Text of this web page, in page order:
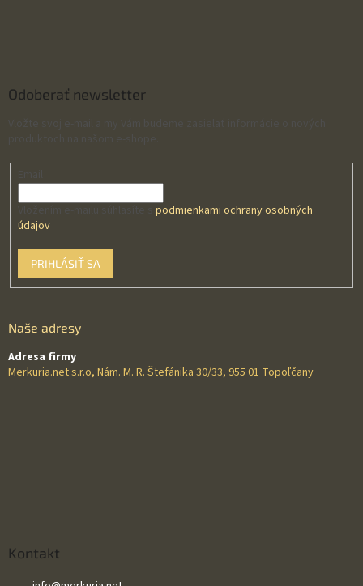
Odoberať newsletter
podmienkami ochrany osobných
údajov
PRIHLÁSIŤ SA
Naše adresy
Adresa firmy
Merkuria.net s.r.o, Nám. M. R. Štefánika 30/33, 955 01 Topoľčany
Kontakt